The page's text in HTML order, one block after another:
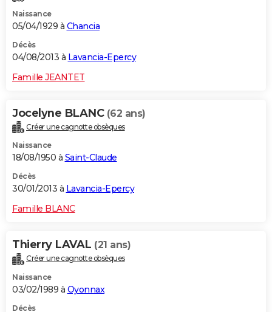
Naissance
05/04/1929 à Chancia
Décès
04/08/2013 à Lavancia-Epercy
Famille JEANTET
Jocelyne BLANC (62 ans)
Créer une cagnotte obsèques
Naissance
18/08/1950 à Saint-Claude
Décès
30/01/2013 à Lavancia-Epercy
Famille BLANC
Thierry LAVAL (21 ans)
Créer une cagnotte obsèques
Naissance
03/02/1989 à Oyonnax
Décès